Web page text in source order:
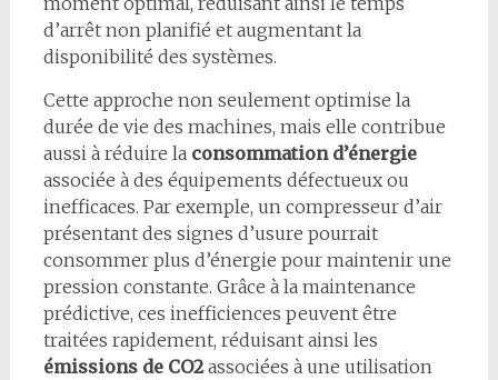
d’arrêt non planifié et augmentant la
disponibilité des systèmes.
Cette approche non seulement optimise la
durée de vie des machines, mais elle contribue
aussi à réduire la consommation d’énergie
associée à des équipements défectueux ou
inefficaces. Par exemple, un compresseur d’air
présentant des signes d’usure pourrait
consommer plus d’énergie pour maintenir une
pression constante. Grâce à la maintenance
prédictive, ces inefficiences peuvent être
traitées rapidement, réduisant ainsi les
émissions de CO2associées à une utilisation